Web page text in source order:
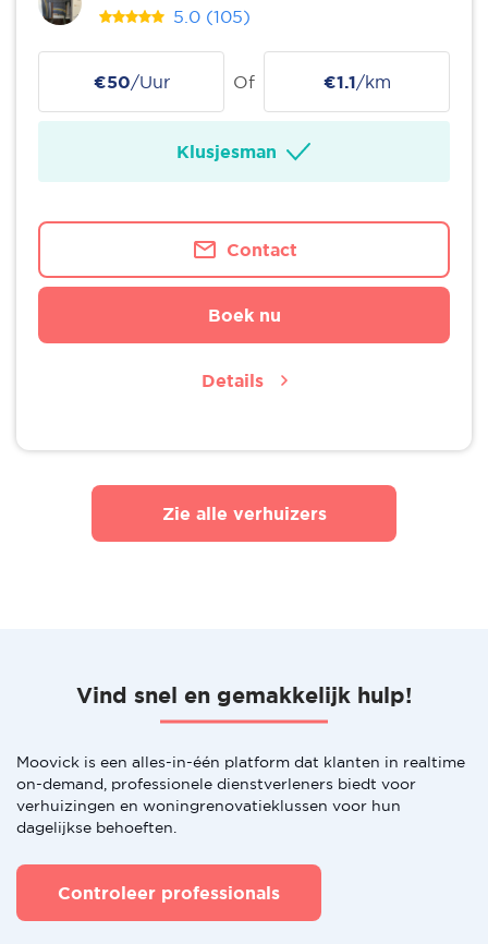
5.0 (105)
€50/Uur Of €1.1/km
Klusjesman
Contact
Boek nu
Details
Zie alle verhuizers
Vind snel en gemakkelijk hulp!
Moovick is een alles-in-één platform dat klanten in realtime
on-demand, professionele dienstverleners biedt voor
verhuizingen en woningrenovatieklussen voor hun
dagelijkse behoeften.
Controleer professionals